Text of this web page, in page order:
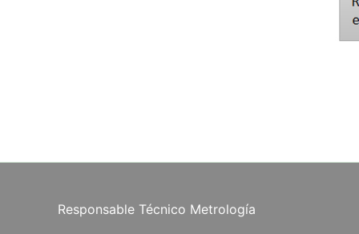
Responsable Técnico Metrología